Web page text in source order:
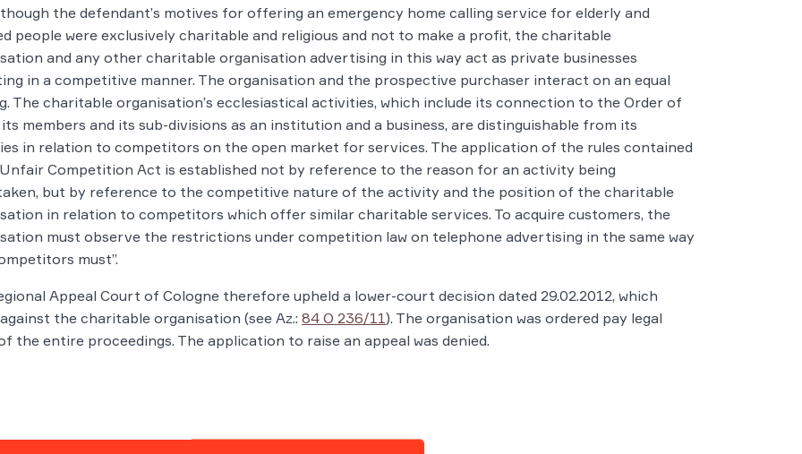
though the defendant’s motives for offering an emergency home calling service for elderly and
people were exclusively charitable and religious and not to make a profit, the charitable
and any other charitable organisation advertising in this way act as private businesses
in a competitive manner. The organisation and the prospective purchaser interact on an equal
The charitable organisation’s ecclesiastical activities, which include its connection to the Order of
members and its sub-divisions as an institution and a business, are distinguishable from its
in relation to competitors on the open market for services. The application of the rules contained
Competition Act is established not by reference to the reason for an activity being
but by reference to the competitive nature of the activity and the position of the charitable
in relation to competitors which offer similar charitable services. To acquire customers, the
must observe the restrictions under competition law on telephone advertising in the same way
must”.
Appeal Court of Cologne therefore upheld a lower-court decision dated 29.02.2012, which
the charitable organisation (see Az.: 84 O 236/11). The organisation was ordered pay legal
the entire proceedings. The application to raise an appeal was denied.